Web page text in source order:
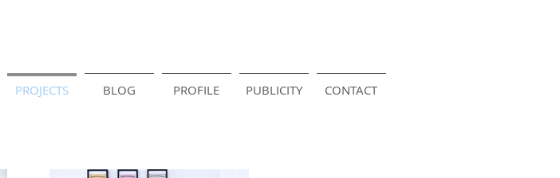
PROJECTS BLOG PROFILE PUBLICITY CONTACT